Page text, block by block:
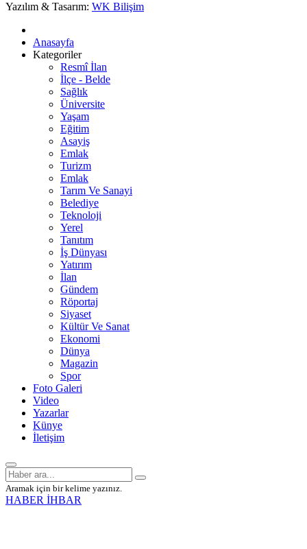
Yazılım & Tasarım: WK Bilişim
Anasayfa
Kategoriler
Resmî İlan
İlçe - Belde
Sağlık
Üniversite
Yaşam
Eğitim
Asayiş
Emlak
Turizm
Emlak
Tarım Ve Sanayi
Belediye
Teknoloji
Yerel
Tanıtım
İş Dünyası
Yatırım
İlan
Gündem
Röportaj
Siyaset
Kültür Ve Sanat
Ekonomi
Dünya
Magazin
Spor
Foto Galeri
Video
Yazarlar
Künye
İletişim
Aramak için bir kelime yazınız.
HABER İHBAR